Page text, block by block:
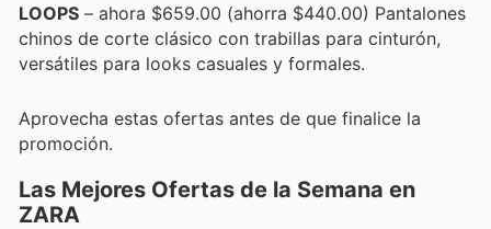
LOOPS – ahora $659.00 (ahorra $440.00) Pantalones
chinos de corte clásico con trabillas para cinturón,
versátiles para looks casuales y formales.
Aprovecha estas ofertas antes de que finalice la
promoción.
Las Mejores Ofertas de la Semana en
ZARA